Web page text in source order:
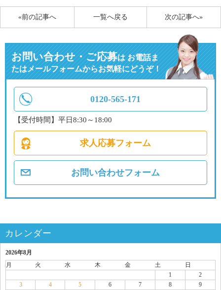
«前の記事へ 次の記事へ»
一覧へ戻る
お問い合わせ・ご応募はお電話ま
たはメールフォームからお気軽にどうぞ！
0120-565-171
【受付時間】平日8:30～18:00
求人応募フォーム
お問い合わせフォーム
カレンダー
2026年8月
月
火 水 木 金 土
日
1
2
3
4 5 6 7 8
9